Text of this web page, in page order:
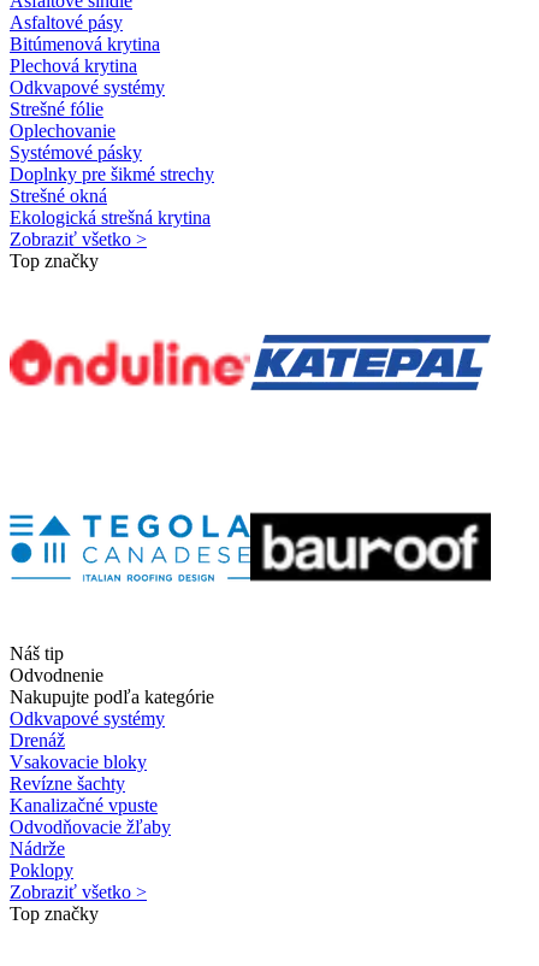
Asfaltové pásy
Bitúmenová krytina
Plechová krytina
Odkvapové systémy
Strešné fólie
Oplechovanie
Systémové pásky
Doplnky pre šikmé strechy
Strešné okná
Ekologická strešná krytina
Zobraziť všetko >
Top značky
Náš tip
Odvodnenie
Nakupujte podľa kategórie
Odkvapové systémy
Drenáž
Vsakovacie bloky
Revízne šachty
Kanalizačné vpuste
Odvodňovacie žľaby
Nádrže
Poklopy
Zobraziť všetko >
Top značky